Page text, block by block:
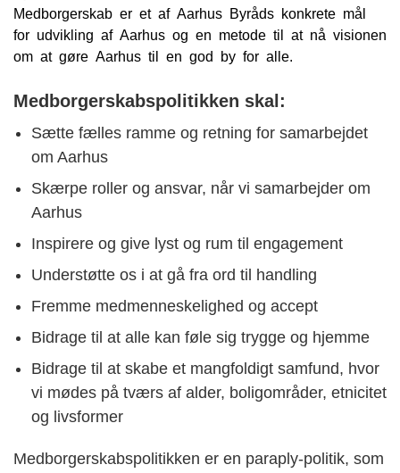
Medborgerskab er et af Aarhus Byråds konkrete mål
for udvikling af Aarhus og en metode til at nå visionen
om at gøre Aarhus til en god by for alle.
Medborgerskabspolitikken skal:
Sætte fælles ramme og retning for samarbejdet
om Aarhus
Skærpe roller og ansvar, når vi samarbejder om
Aarhus
Inspirere og give lyst og rum til engagement
Understøtte os i at gå fra ord til handling
Fremme medmenneskelighed og accept
Bidrage til at alle kan føle sig trygge og hjemme
Bidrage til at skabe et mangfoldigt samfund, hvor
vi mødes på tværs af alder, boligområder, etnicitet
og livsformer
Medborgerskabspolitikken er en paraply-politik, som